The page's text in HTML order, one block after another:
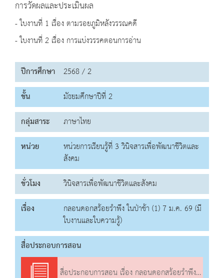
การวัดผลและประเมินผล
- ใบงานที่ 1 เรื่อง ตามรอยภูมิหลังวรรณคดี
- ใบงานที่ 2 เรื่อง การแบ่งวรรคตอนการอ่าน
ปีการศึกษา 2568 / 2
ชั้น
มัธยมศึกษาปีที่ 2
กลุ่มสาระ
ภาษาไทย
หน่วย
หน่วยการเรียนรู้ที่ 3 วินิจสารเพื่อพัฒนาชีวิตและ
สังคม
ชั่วโมง
วินิจสารเพื่อพัฒนาชีวิตและสังคม
เรื่อง
กลอนดอกสร้อยรำพึง ในป่าช้า (1) 7 ม.ค. 69 (มี
ใบงานและใบความรู้)
สื่อประกอบการสอน
สื่อประกอบการสอน เรื่อง กลอนดอกสร้อยรำพึง ในป่าช้า (1)